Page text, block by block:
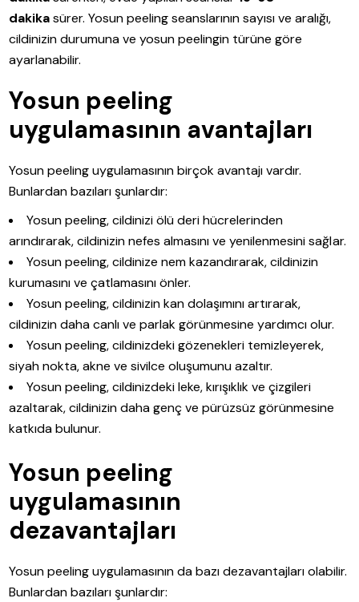
dakikasürer. Yosun peeling seanslarının sayısı ve aralığı,
cildinizin durumuna ve yosun peelingin türüne göre
ayarlanabilir.
Yosun peeling
uygulamasının avantajları
Yosun peeling uygulamasının birçok avantajı vardır.
Bunlardan bazıları şunlardır:
Yosun peeling, cildinizi ölü deri hücrelerinden
arındırarak, cildinizin nefes almasını ve yenilenmesini sağlar.
Yosun peeling, cildinize nem kazandırarak, cildinizin
kurumasını ve çatlamasını önler.
Yosun peeling, cildinizin kan dolaşımını artırarak,
cildinizin daha canlı ve parlak görünmesine yardımcı olur.
Yosun peeling, cildinizdeki gözenekleri temizleyerek,
siyah nokta, akne ve sivilce oluşumunu azaltır.
Yosun peeling, cildinizdeki leke, kırışıklık ve çizgileri
azaltarak, cildinizin daha genç ve pürüzsüz görünmesine
katkıda bulunur.
Yosun peeling
uygulamasının
dezavantajları
Yosun peeling uygulamasının da bazı dezavantajları olabilir.
Bunlardan bazıları şunlardır: